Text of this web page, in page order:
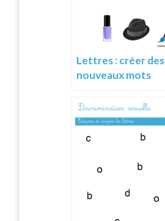
Lettres : créer des
nouveaux mots